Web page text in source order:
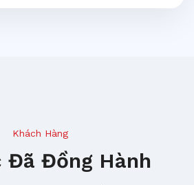
Khách Hàng
Đã Đồng Hành